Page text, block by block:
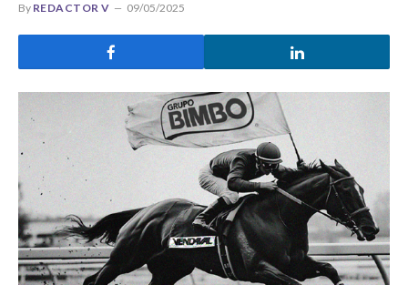
By REDACTOR V 09/05/2025